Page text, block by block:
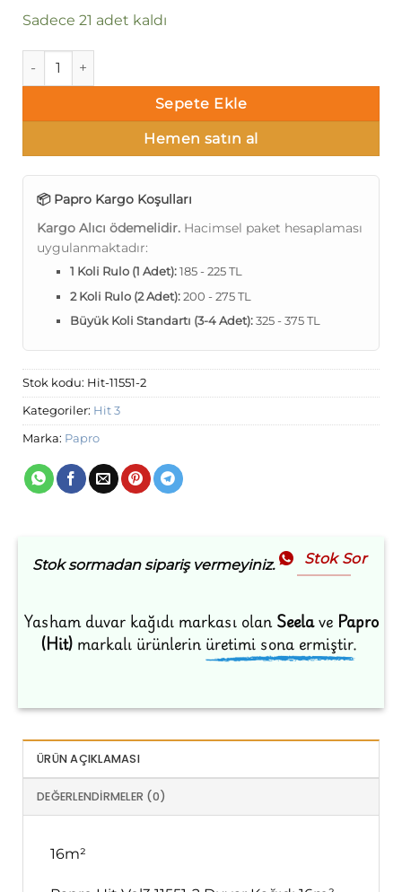
Sadece 21 adet kaldı
Papro Hit Vol3 11551-2 Duvar Kağıdı 16m² adet
Sepete Ekle
Hemen satın al
📦 Papro Kargo Koşulları
Kargo Alıcı ödemelidir. Hacimsel paket hesaplaması
uygulanmaktadır:
1 Koli Rulo (1 Adet):185 - 225 TL
2 Koli Rulo (2 Adet):200 - 275 TL
Büyük Koli Standartı (3-4 Adet):325 - 375 TL
Stok kodu: Hit-11551-2
Kategoriler: Hit 3
Marka: Papro
Stok sormadan sipariş vermeyiniz. Stok Sor
Yasham duvar kağıdı markası olanSeelave Papro
(Hit)markalı ürünlerinüretimi sona ermiştir.
ÜRÜN AÇIKLAMASI
DEĞERLENDIRMELER (0)
16m²